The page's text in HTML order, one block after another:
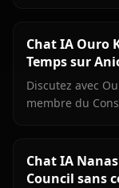
Chat IA Ouro
Temps sur
Discutez avec
membre du
Chat IA
Council sans